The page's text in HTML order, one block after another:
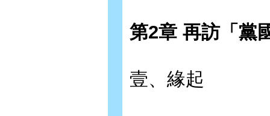
第2章 再訪「黨
壹、緣起